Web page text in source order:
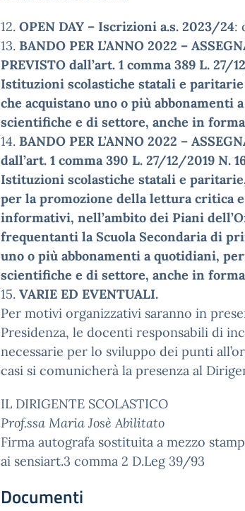
12. OPEN DAY – Iscrizioni a.s. 2023/24:
13. BANDO PER L’ANNO 2022 –
PREVISTO dall’art. 1 comma 389 L. 27/
Istituzioni scolastiche statali e
che acquistano uno o più abbonamenti
scientifiche e di settore, anche in
14. BANDO PER L’ANNO 2022 –
dall’art. 1 comma 390 L. 27/12/2019 N.
Istituzioni scolastiche statali e
per la promozione della lettura critica
informativi, nell’ambito dei Piani
frequentanti la Scuola Secondaria di
uno o più abbonamenti a quotidiani,
scientifiche e di settore, anche in
15. VARIE ED EVENTUALI.
Per motivi organizzativi saranno in
Presidenza, le docenti responsabili di
necessarie per lo sviluppo dei punti
casi si comunicherà la presenza al
IL DIRIGENTE SCOLASTICO
Prof.ssa Maria Josè Abilitato
Firma autografa sostituita a mezzo
ai sensiart.3 comma 2 D.Leg 39/93
Documenti